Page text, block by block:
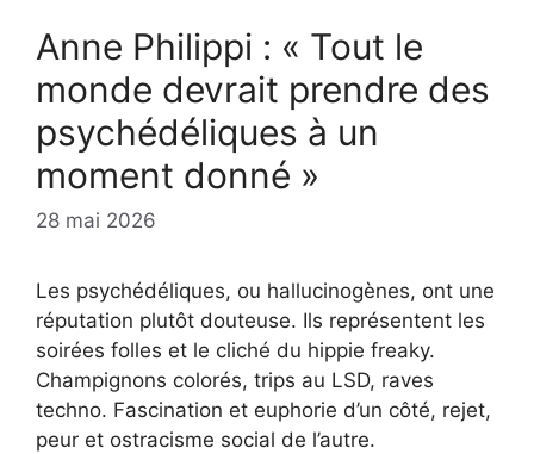
Anne Philippi : « Tout le
monde devrait prendre des
psychédéliques à un
moment donné »
28 mai 2026
Les psychédéliques, ou hallucinogènes, ont une
réputation plutôt douteuse. Ils représentent les
soirées folles et le cliché du hippie freaky.
Champignons colorés, trips au LSD, raves
techno. Fascination et euphorie d’un côté, rejet,
peur et ostracisme social de l’autre.